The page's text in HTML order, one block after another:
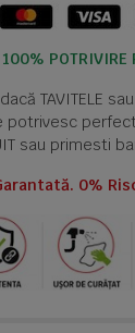
POTRIVIRE
TAVITELE sau
potrivesc
sau primesti
0%